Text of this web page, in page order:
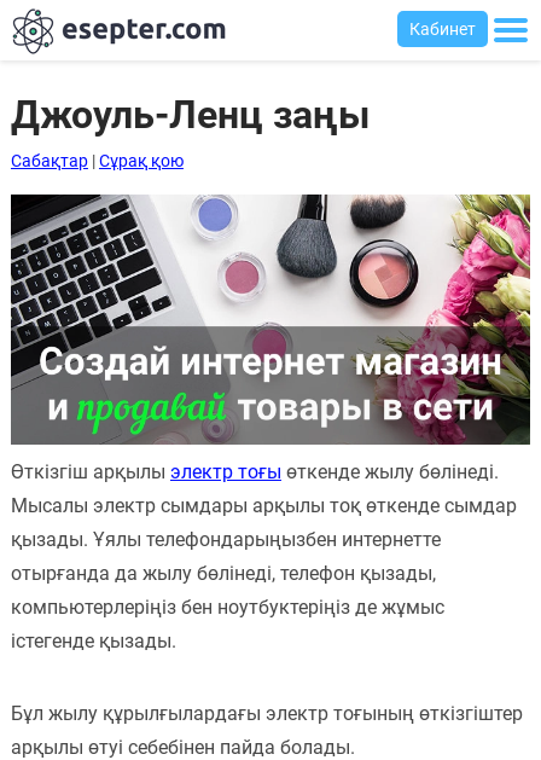
Сабақтар
Хабарландыру
тақтасы
Кіру
Қазақша-
ағылшынша
сөздік
Ағылшынша-
қазақша
сөздік
Пәндер
Тіркелу
Кабинет
Джоуль-Ленц заңы
Сабақтар|Сұрақ қою
Өткізгіш арқылы электр тоғы өткенде жылу бөлінеді.
Мысалы электр сымдары арқылы тоқ өткенде сымдар
қызады. Ұялы телефондарыңызбен интернетте
отырғанда да жылу бөлінеді, телефон қызады,
компьютерлеріңіз бен ноутбуктеріңіз де жұмыс
істегенде қызады.
Бұл жылу құрылғылардағы электр тоғының өткізгіштер
арқылы өтуі себебінен пайда болады.